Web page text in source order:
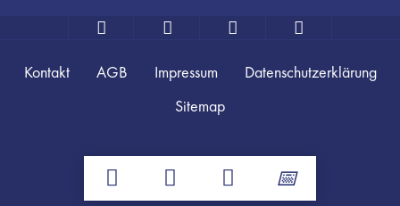
Kontakt AGB Impressum
Datenschutzerklärung
Sitemap